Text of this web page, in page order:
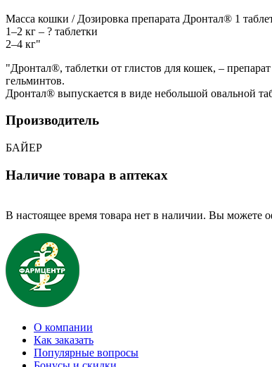
Macca кошки / Дозировка препарата Дронтал® 1
1–2 кг – ? таблетки
2–4 кг"
"Дронтал®, таблетки от глистов для кошек, –
гельминтов.
Дронтал® выпускается в виде небольшой овальной
Производитель
БАЙЕР
Наличие товара в аптеках
В настоящее время товара нет в наличии. Вы можете
О компании
Как заказать
Популярные вопросы